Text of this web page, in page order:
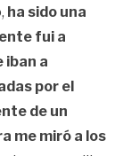
ha sido una
fui a
iban a
por el
de un
me miró a los